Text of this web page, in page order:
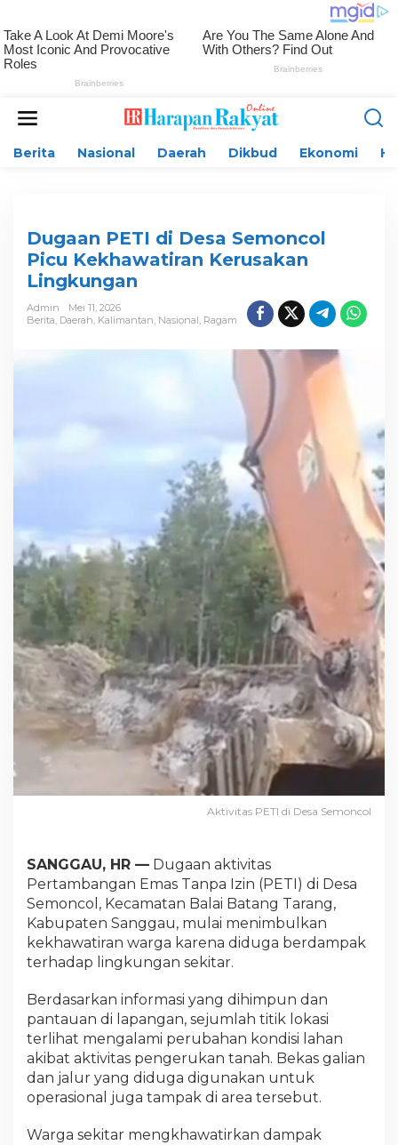
Berita Nasional Daerah Dikbud Ekonomi
Dugaan PETI di Desa Semoncol
Picu Kekhawatiran Kerusakan
Lingkungan
Admin
Mei 11, 2026
Berita, Daerah, Kalimantan, Nasional, Ragam
Aktivitas PETI di Desa Semoncol
SANGGAU, HR — Dugaan aktivitas
Pertambangan Emas Tanpa Izin (PETI) di Desa
Semoncol, Kecamatan Balai Batang Tarang,
Kabupaten Sanggau, mulai menimbulkan
kekhawatiran warga karena diduga berdampak
terhadap lingkungan sekitar.
Berdasarkan informasi yang dihimpun dan
pantauan di lapangan, sejumlah titik lokasi
terlihat mengalami perubahan kondisi lahan
akibat aktivitas pengerukan tanah. Bekas galian
dan jalur yang diduga digunakan untuk
operasional juga tampak di area tersebut.
Warga sekitar mengkhawatirkan dampak